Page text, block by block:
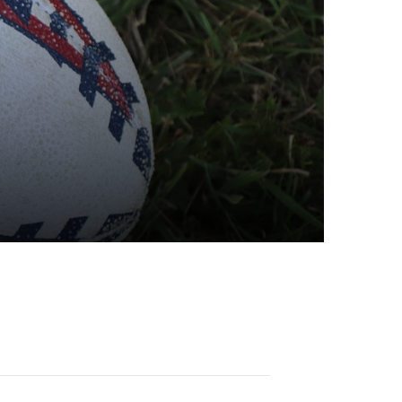
RFC Schaumburg
Nordsehl